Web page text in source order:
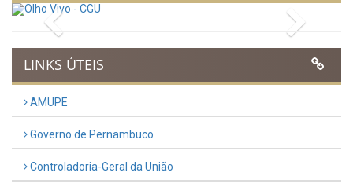
Previous
LINKS ÚTEIS
AMUPE
Governo de Pernambuco
Controladoria-Geral da União